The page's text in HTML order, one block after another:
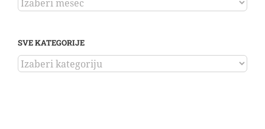
SVE KATEGORIJE
SVE
KATEGORIJE